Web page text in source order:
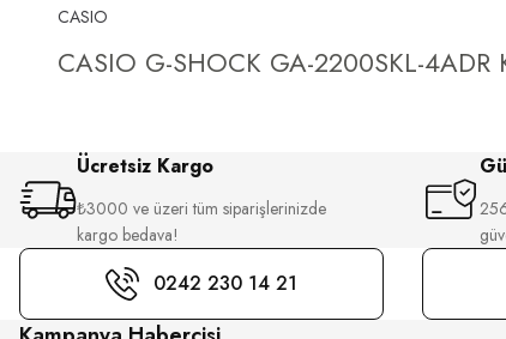
CASIO
CASIO G-SHOCK GA-2200SKL-4ADR
Ücretsiz Kargo
₺3000 ve üzeri tüm siparişlerinizde
kargo bedava!
0242 230 14 21